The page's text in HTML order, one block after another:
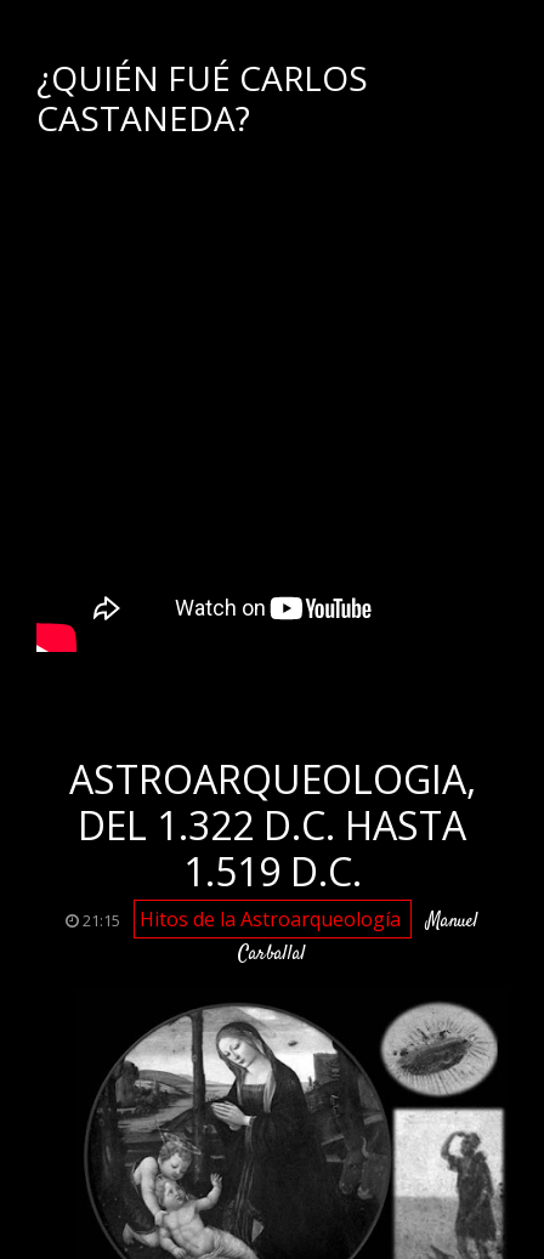
¿QUIÉN FUÉ CARLOS
CASTANEDA?
ASTROARQUEOLOGIA,
DEL 1.322 D.C. HASTA
1.519 D.C.
21:15 Hitos de la Astroarqueología
Manuel
Carballal